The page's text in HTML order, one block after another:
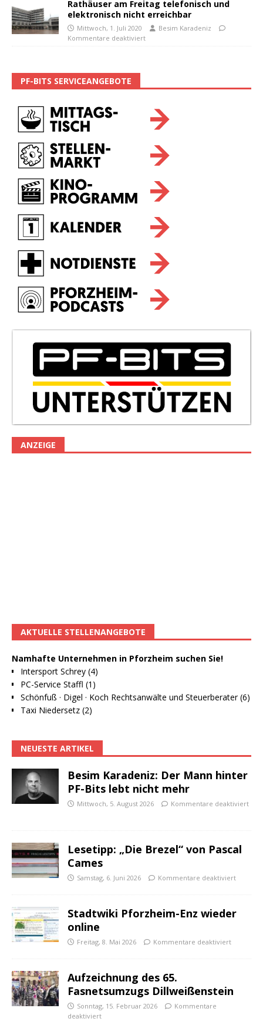
Rathäuser am Freitag telefonisch und
elektronisch nicht erreichbar
Mittwoch, 1. Juli 2020
Besim Karadeniz
Kommentare deaktiviert
PF-BITS SERVICEANGEBOTE
ANZEIGE
AKTUELLE STELLENANGEBOTE
Namhafte Unternehmen in Pforzheim suchen Sie!
Intersport Schrey (4)
PC-Service Staffl (1)
Schönfuß · Digel · Koch Rechtsanwälte und Steuerberater (6)
Taxi Niedersetz (2)
NEUESTE ARTIKEL
Besim Karadeniz: Der Mann hinter
PF-Bits lebt nicht mehr
Mittwoch, 5. August 2026 Kommentare deaktiviert
Lesetipp: „Die Brezel“ von Pascal
Cames
Samstag, 6. Juni 2026 Kommentare deaktiviert
Stadtwiki Pforzheim-Enz wieder
online
Freitag, 8. Mai 2026 Kommentare deaktiviert
Aufzeichnung des 65.
Fasnetsumzugs Dillweißenstein
Sonntag, 15. Februar 2026
Kommentare
deaktiviert